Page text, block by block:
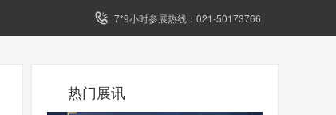
7*9小时参展热线：021-50173766
热门展讯